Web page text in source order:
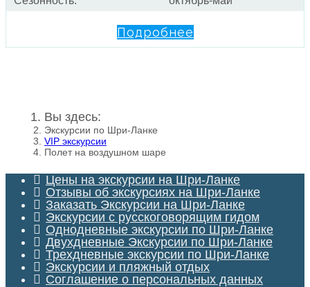
Подробнее
Вы здесь:
Экскурсии по Шри-Ланке
VIP экскурсии
Полет на воздушном шаре
Цены на экскурсии на Шри-Ланке
Отзывы об экскурсиях на Шри-Ланке
Заказать Экскурсии на Шри-Ланке
Экскурсии с русскоговорящим гидом
Однодневные экскурсии по Шри-Ланке
Двухдневные Экскурсии по Шри-Ланке
Трехдневные экскурсии по Шри-Ланке
Экскурсии и пляжный отдых
Соглашение о персональных данных